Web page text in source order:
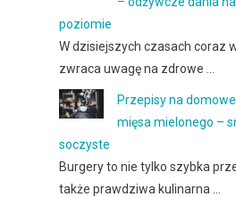
poziomie
W dzisiejszych czasach coraz
zwraca uwagę na zdrowe …
Przepisy na
mięsa mielonego –
soczyste
Burgery to nie tylko szybka
także prawdziwa kulinarna …